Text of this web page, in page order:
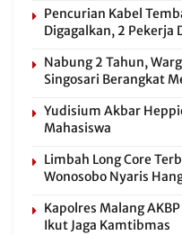
Pencurian Kabel
Digagalkan, 2 Pekerja
Nabung 2 Tahun,
Singosari Berangkat
Yudisium Akbar
Mahasiswa
Limbah Long Core
Wonosobo Nyaris
Kapolres Malang
Ikut Jaga Kamtibmas